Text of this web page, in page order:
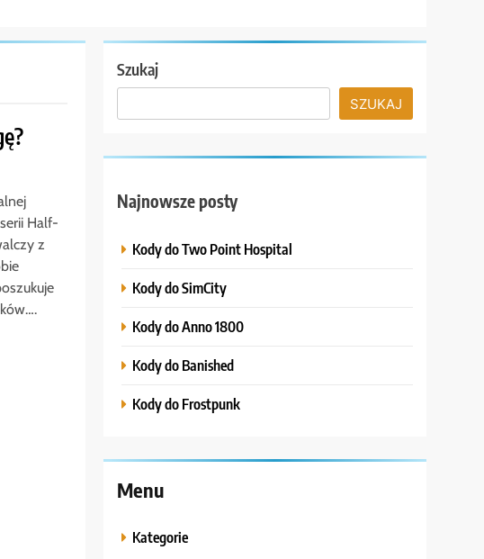
Half-
z
Szukaj
SZUKAJ
Najnowsze posty
Kody do Two Point Hospital
Kody do SimCity
Kody do Anno 1800
Kody do Banished
Kody do Frostpunk
Menu
Kategorie